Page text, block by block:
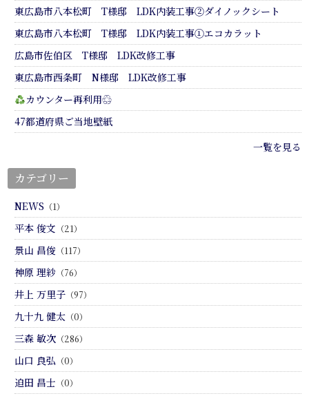
東広島市八本松町 T様邸 LDK内装工事②ダイノックシート
東広島市八本松町 T様邸 LDK内装工事①エコカラット
広島市佐伯区 T様邸 LDK改修工事
東広島市西条町 N様邸 LDK改修工事
カウンター再利用♲
47都道府県ご当地壁紙
一覧を見る
カテゴリー
NEWS （1）
平本 俊文 （21）
景山 昌俊 （117）
神原 理紗 （76）
井上 万里子 （97）
九十九 健太 （0）
三森 敏次 （286）
山口 良弘 （0）
迫田 昌士 （0）